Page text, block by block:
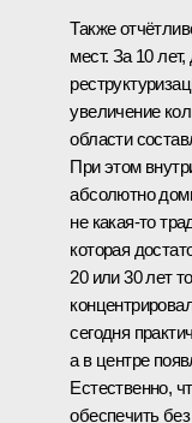
Также
мест. За 10
увеличение
области
При этом
абсолютно
не какая‑то
которая
20 или 30 лет
сегодня
а в центре
Естественно,
обеспечить